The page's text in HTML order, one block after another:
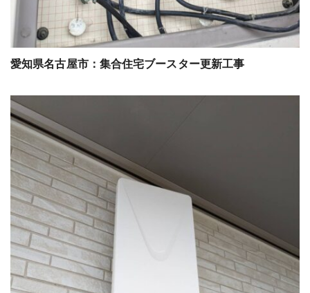
愛知県名古屋市：集合住宅ブースター更新工事